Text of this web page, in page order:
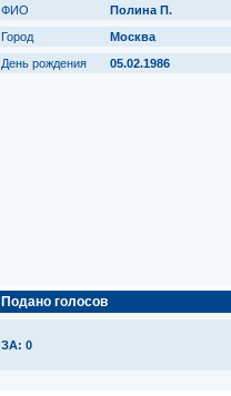
ФИО
Полина П.
Город
Москва
День рождения
05.02.1986
Подано голосов
ЗА: 0